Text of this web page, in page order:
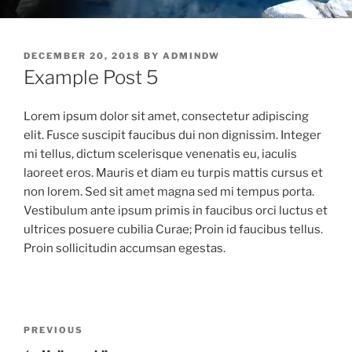
POSTED
ON
DECEMBER 20, 2018 BY ADMINDW
Example Post 5
Lorem ipsum dolor sit amet, consectetur adipiscing
elit. Fusce suscipit faucibus dui non dignissim. Integer
mi tellus, dictum scelerisque venenatis eu, iaculis
laoreet eros. Mauris et diam eu turpis mattis cursus et
non lorem. Sed sit amet magna sed mi tempus porta.
Vestibulum ante ipsum primis in faucibus orci luctus et
ultrices posuere cubilia Curae; Proin id faucibus tellus.
Proin sollicitudin accumsan egestas.
Previous
PREVIOUS